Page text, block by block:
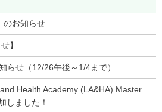
のお知らせ
】
らせ（12/26午後～1/4まで）
Health Academy (LA&HA) Master
しました！